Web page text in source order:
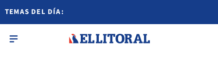
TEMAS DEL DÍA: